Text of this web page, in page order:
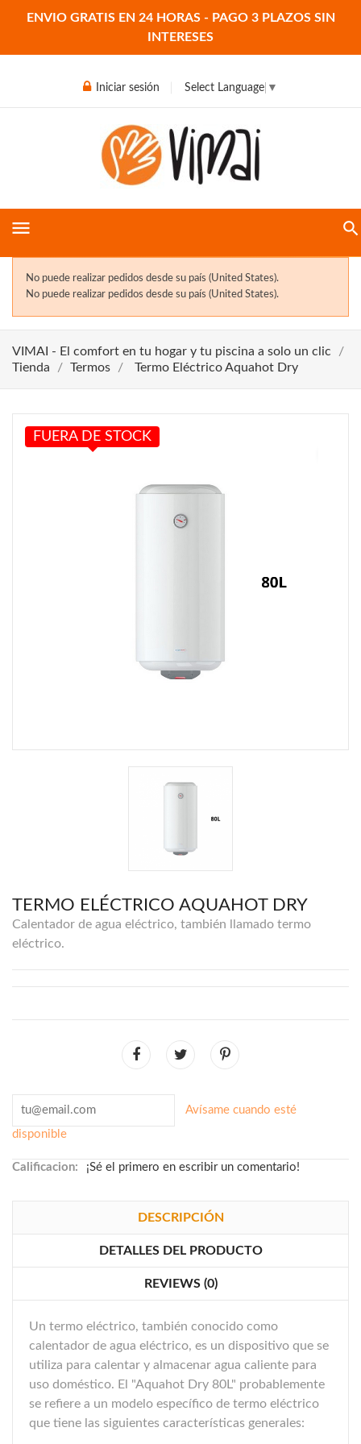
ENVIO GRATIS EN 24 HORAS - PAGO 3 PLAZOS SIN
INTERESES
Iniciar sesión Select Language ▼
menu
No puede realizar pedidos desde su país (United States).
No puede realizar pedidos desde su país (United States).
VIMAI - El comfort en tu hogar y tu piscina a solo un clic
Tienda
Termos Termo Eléctrico Aquahot Dry
FUERA DE STOCK
TERMO ELÉCTRICO AQUAHOT DRY
Calentador de agua eléctrico, también llamado termo
eléctrico.
Avísame cuando esté
disponible
Calificacion: ¡Sé el primero en escribir un comentario!
DESCRIPCIÓN
DETALLES DEL PRODUCTO
REVIEWS (0)
Un termo eléctrico, también conocido como
calentador de agua eléctrico, es un dispositivo que se
utiliza para calentar y almacenar agua caliente para
uso doméstico. El "Aquahot Dry 80L" probablemente
se refiere a un modelo específico de termo eléctrico
que tiene las siguientes características generales: